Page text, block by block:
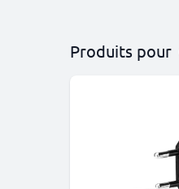
Produits pour